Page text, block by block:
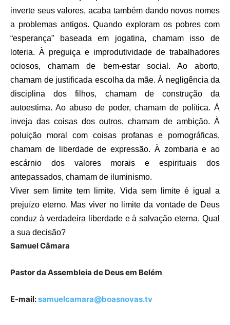
inverte seus valores, acaba também dando novos nomes
a problemas antigos. Quando exploram os pobres com
“esperança” baseada em jogatina, chamam isso de
loteria. À preguiça e improdutividade de trabalhadores
ociosos, chamam de bem-estar social. Ao aborto,
chamam de justificada escolha da mãe. À negligência da
disciplina dos filhos, chamam de construção da
autoestima. Ao abuso de poder, chamam de política. À
inveja das coisas dos outros, chamam de ambição. À
poluição moral com coisas profanas e pornográficas,
chamam de liberdade de expressão. À zombaria e ao
escárnio dos valores morais e espirituais dos
antepassados, chamam de iluminismo.
Viver sem limite tem limite. Vida sem limite é igual a
prejuízo eterno. Mas viver no limite da vontade de Deus
conduz à verdadeira liberdade e à salvação eterna. Qual
a sua decisão?
Samuel Câmara
Pastor da Assembleia de Deus em Belém
E-mail:samuelcamara@boasnovas.tv